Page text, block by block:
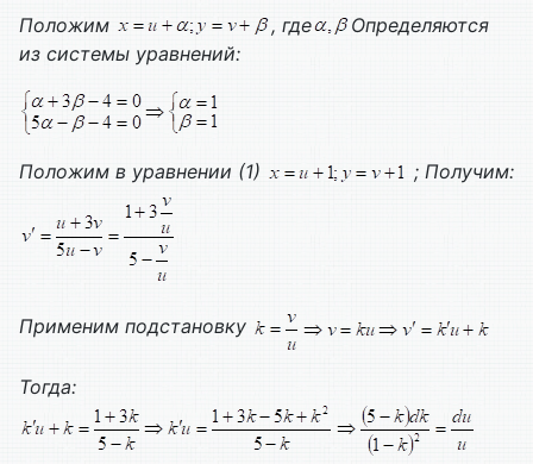
Положим , где
Определяются
из системы уравнений:
Положим в уравнении (1) ; Получим:
Применим подстановку
Тогда: